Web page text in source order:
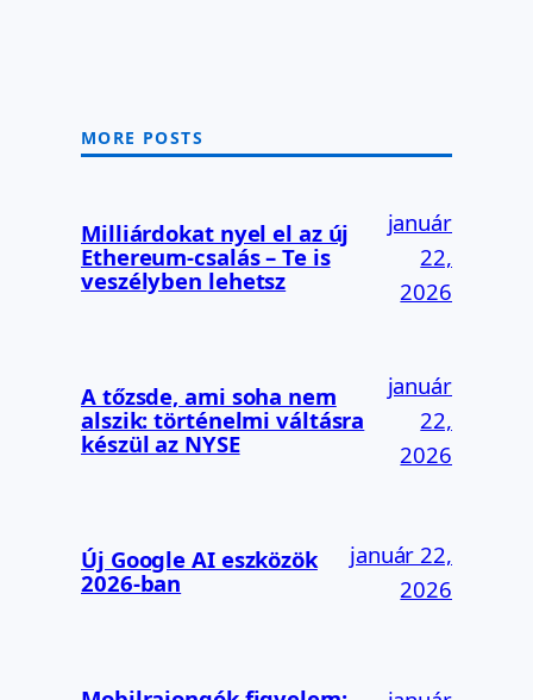
MORE POSTS
Milliárdokat nyel el az új
Ethereum-csalás – Te is
veszélyben lehetsz
január
22,
2026
A tőzsde, ami soha nem
alszik: történelmi váltásra
készül az NYSE
január
22,
2026
Új Google AI eszközök
2026-ban
január 22,
2026